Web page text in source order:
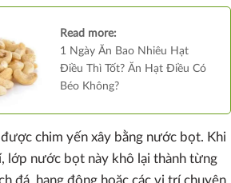
Read more:
1 Ngày Ăn Bao Nhiêu Hạt
Điều Thì Tốt? Ăn Hạt Điều Có
Béo Không?
chim yến xây bằng nước bọt. Khi
lớp nước bọt này khô lại thành từng
đá, hang động hoặc các vị trí chuyên